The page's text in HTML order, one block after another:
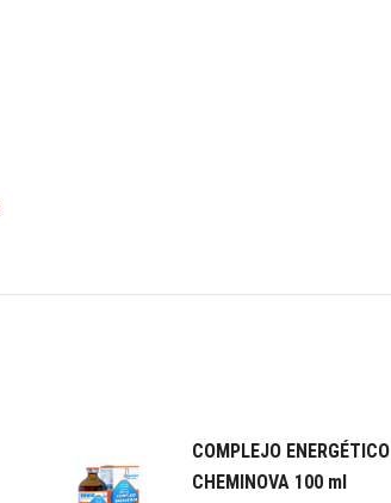
COMPLEJO ENERGÉTICO
CHEMINOVA 100 ml